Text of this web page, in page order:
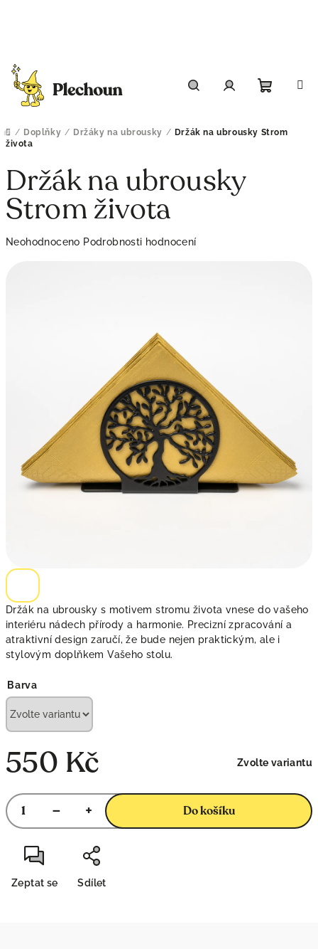
Domů
/ Doplňky / Držáky na ubrousky / Držák na ubrousky Strom
života
Držák na ubrousky s motivem stromu života vnese do vašeho
interiéru nádech přírody a harmonie. Precizní zpracování a
atraktivní design zaručí, že bude nejen praktickým, ale i
stylovým doplňkem Vašeho stolu.
Barva
550 Kč
cena:
Zvolte variantu
+
− Do košíku
Zeptat se Sdílet
Držák na ubrousky
Strom života
Průměrné
Neohodnoceno Podrobnosti hodnocení